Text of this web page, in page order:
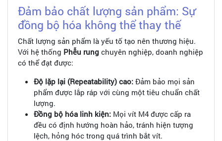
Đảm bảo chất lượng sản phẩm: Sự
đồng bộ hóa không thể thay thế
Chất lượng sản phẩm là yếu tố tạo nên thương hiệu.
Với hệ thống Phễu rung chuyên nghiệp, doanh nghiệp
có thể đạt được:
Độ lặp lại (Repeatability) cao: Đảm bảo mọi sản
phẩm được lắp ráp với cùng một tiêu chuẩn chất
lượng.
Đồng bộ hóa linh kiện: Mọi vít M4 được cấp ra
đều có định hướng hoàn hảo, tránh hiện tượng
lệch, hỏng hóc trong quá trình bắt vít.